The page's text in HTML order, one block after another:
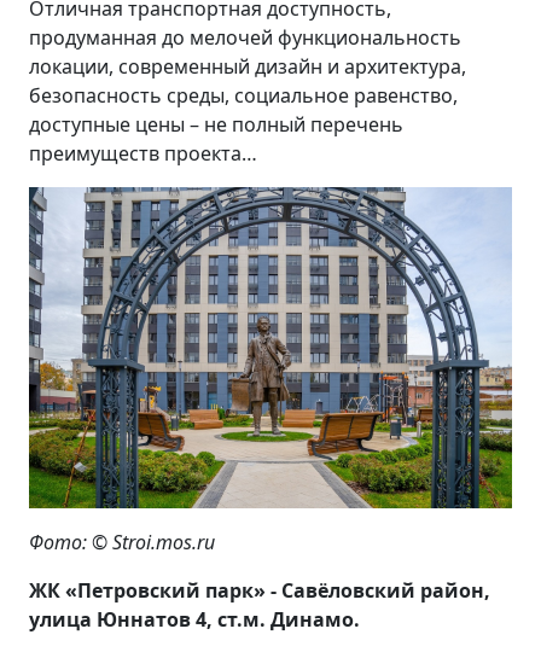
Отличная транспортная доступность,
продуманная до мелочей функциональность
локации, современный дизайн и архитектура,
безопасность среды, социальное равенство,
доступные цены – не полный перечень
преимуществ проекта…
Фото: © Stroi.mos.ru
ЖК «Петровский парк» - Савёловский район,
улица Юннатов 4, ст.м. Динамо.